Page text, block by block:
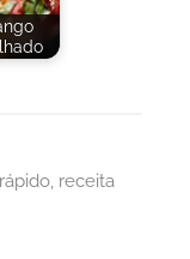
rápido, receita